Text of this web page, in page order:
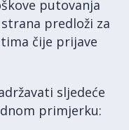
putovanja
predloži za
čije prijave
sljedeće
primjerku: